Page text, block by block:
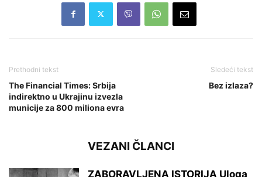
Prethodni tekst
The Financial Times: Srbija
indirektno u Ukrajinu izvezla
municije za 800 miliona evra
Sledeći tekst
Bez izlaza?
VEZANI ČLANCI
ZABORAVLJENA ISTORIJA Uloga